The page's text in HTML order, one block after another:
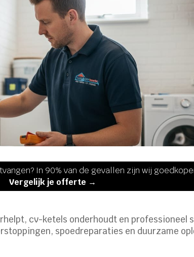
In 90% van de gevallen zijn wij
Vergelijk je offerte →
cv-ketels onderhoudt en professioneel
spoedreparaties en duurzame